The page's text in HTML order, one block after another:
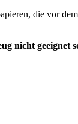
die vor
nicht geeignet